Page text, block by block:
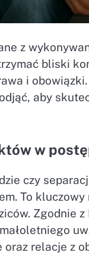
z
bliski
i
aby
w
czy
To
Zgodnie
relacje z